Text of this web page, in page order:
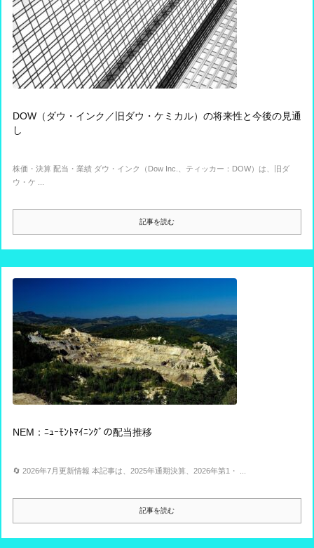
DOW（ダウ・インク／旧ダウ・ケミカル）の将来性と今後の見通
し
株価・決算 配当・業績 ダウ・インク（Dow Inc.、ティッカー：DOW）は、旧ダ
ウ・ケ ...
記事を読む
NEM：ﾆｭｰﾓﾝﾄﾏｲﾆﾝｸﾞの配当推移
🔄 2026年7月更新情報 本記事は、2025年通期決算、2026年第1・ ...
記事を読む